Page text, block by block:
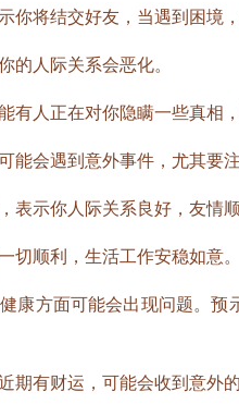
将结交好友，当遇到困境，
人际关系会恶化。
人正在对你隐瞒一些真相，
会遇到意外事件，尤其要注
示你人际关系良好，友情顺
顺利，生活工作安稳如意。
方面可能会出现问题。预
有财运，可能会收到意外的